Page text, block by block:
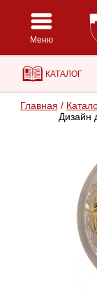
Меню
КАТАЛОГ
Главная /
Дизайн